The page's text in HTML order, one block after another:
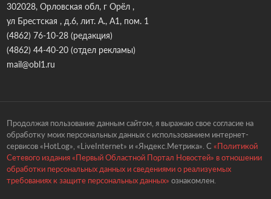
302028, Орловская обл, г Орёл ,
ул Брестская , д.6, лит. А., А1, пом. 1
(4862) 76-10-28(редакция)
(4862) 44-40-20(отдел рекламы)
mail@obl1.ru
Продолжая пользование данным сайтом, я выражаю свое согласие на
обработку моих персональных данных с использованием интернет-
сервисов «HotLog», «LiveInternet» и «Яндекс.Метрика». С «Политикой
Сетевого издания «Первый Областной Портал Новостей» в отношении
обработки персональных данных и сведениями о реализуемых
требованиях к защите персональных данных» ознакомлен.